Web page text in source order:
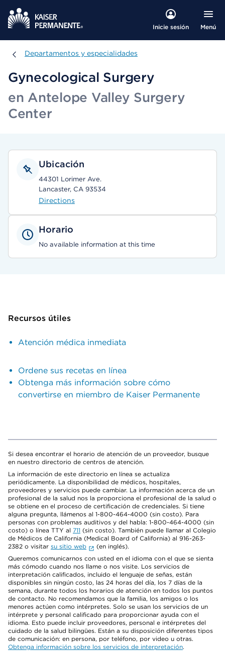
Inicie sesión Menú
Departamentos y especialidades
Departamentos y especialidades
Gynecological Surgery
en Antelope Valley Surgery
Center
Ubicación
44301 Lorimer Ave.
Lancaster, CA 93534
Directions
Horario
No available information at this time
Recursos útiles
Atención médica inmediata
Ordene sus recetas en línea
Obtenga más información sobre cómo
convertirse en miembro de Kaiser Permanente
Si desea encontrar el horario de atención de un proveedor, busque
en nuestro directorio de centros de atención.
La información de este directorio en línea se actualiza
periódicamente. La disponibilidad de médicos, hospitales,
proveedores y servicios puede cambiar. La información acerca de un
profesional de la salud nos la proporciona el profesional de la salud o
se obtiene en el proceso de certificación de credenciales. Si tiene
alguna pregunta, llámenos al 1-800-464-4000 (sin costo). Para
personas con problemas auditivos y del habla: 1-800-464-4000 (sin
costo) o línea TTY al 711 (sin costo). También puede llamar al Colegio
de Médicos de California (Medical Board of California) al 916-263-
2382 o visitar su sitio web
(en inglés).
Queremos comunicarnos con usted en el idioma con el que se sienta
más cómodo cuando nos llame o nos visite. Los servicios de
interpretación calificados, incluido el lenguaje de señas, están
disponibles sin ningún costo, las 24 horas del día, los 7 días de la
semana, durante todos los horarios de atención en todos los puntos
de contacto. No recomendamos que la familia, los amigos o los
menores actúen como intérpretes. Solo se usan los servicios de un
intérprete y personal calificado para proporcionar ayuda con el
idioma. Esto puede incluir proveedores, personal e intérpretes del
cuidado de la salud bilingües. Están a su disposición diferentes tipos
de comunicación: en persona, por teléfono, por video u otras.
Obtenga información sobre los servicios de interpretación.